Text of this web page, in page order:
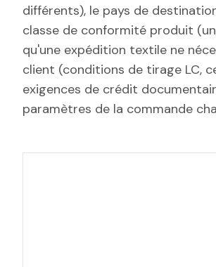
différents), le pays de
classe de conformité produit
qu'une expédition textile ne
client (conditions de tirage LC,
exigences de crédit
paramètres de la commande